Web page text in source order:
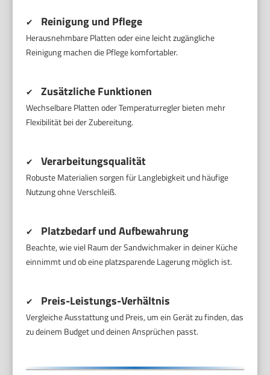
✔ Reinigung und Pflege
Herausnehmbare Platten oder eine leicht zugängliche
Reinigung machen die Pflege komfortabler.
✔ Zusätzliche Funktionen
Wechselbare Platten oder Temperaturregler bieten mehr
Flexibilität bei der Zubereitung.
✔ Verarbeitungsqualität
Robuste Materialien sorgen für Langlebigkeit und häufige
Nutzung ohne Verschleiß.
✔ Platzbedarf und Aufbewahrung
Beachte, wie viel Raum der Sandwichmaker in deiner Küche
einnimmt und ob eine platzsparende Lagerung möglich ist.
✔ Preis-Leistungs-Verhältnis
Vergleiche Ausstattung und Preis, um ein Gerät zu finden, das
zu deinem Budget und deinen Ansprüchen passt.